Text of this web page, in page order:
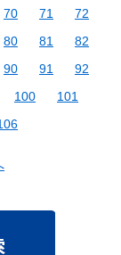
70 71
72
80 81
82
90 91
92
100
101